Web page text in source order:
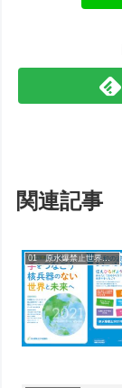
関連記事
01 原水爆禁止世界大会